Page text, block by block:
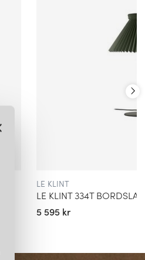
LE KLINT
5 595 kr